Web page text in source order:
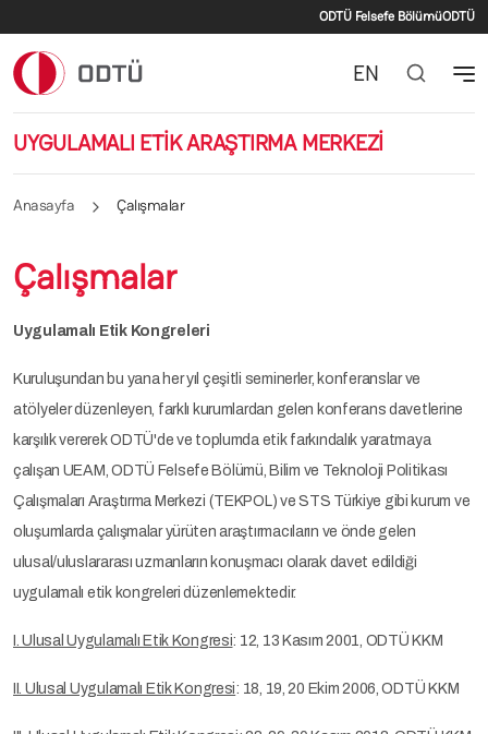
İkincil menü
ODTÜ Felsefe BölümüODTÜ
UYGULAMALI ETİK ARAŞTIRMA MERKEZİ
EN
Anasayfa Çalışmalar
Çalışmalar
Uygulamalı Etik Kongreleri
Kuruluşundan bu yana her yıl çeşitli seminerler, konferanslar ve
atölyeler düzenleyen, farklı kurumlardan gelen konferans davetlerine
karşılık vererek ODTÜ'de ve toplumda etik farkındalık yaratmaya
çalışan UEAM, ODTÜ Felsefe Bölümü, Bilim ve Teknoloji Politikası
Çalışmaları Araştırma Merkezi (TEKPOL) ve STS Türkiye gibi kurum ve
oluşumlarda çalışmalar yürüten araştırmacıların ve önde gelen
ulusal/uluslararası uzmanların konuşmacı olarak davet edildiği
uygulamalı etik kongreleri düzenlemektedir.
I. Ulusal Uygulamalı Etik Kongresi: 12, 13 Kasım 2001, ODTÜ KKM
II. Ulusal Uygulamalı Etik Kongresi: 18, 19, 20 Ekim 2006, ODTÜ KKM